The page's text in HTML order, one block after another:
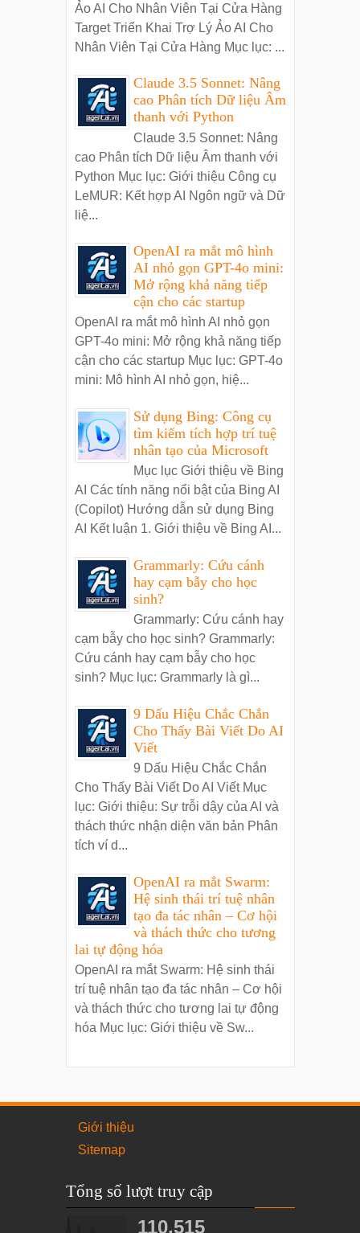
Ảo AI Cho Nhân Viên Tại Cửa Hàng
Target Triển Khai Trợ Lý Ảo AI Cho
Nhân Viên Tại Cửa Hàng Mục lục: ...
Claude 3.5 Sonnet: Nâng
cao Phân tích Dữ liệu Âm
thanh với Python
Claude 3.5 Sonnet: Nâng
cao Phân tích Dữ liệu Âm thanh với
Python Mục lục: Giới thiệu Công cụ
LeMUR: Kết hợp AI Ngôn ngữ và Dữ
liệ...
OpenAI ra mắt mô hình
AI nhỏ gọn GPT-4o mini:
Mở rộng khả năng tiếp
cận cho các startup
OpenAI ra mắt mô hình AI nhỏ gọn
GPT-4o mini: Mở rộng khả năng tiếp
cận cho các startup Mục lục: GPT-4o
mini: Mô hình AI nhỏ gọn, hiệ...
Sử dụng Bing: Công cụ
tìm kiếm tích hợp trí tuệ
nhân tạo của Microsoft
Mục lục Giới thiệu về Bing
AI Các tính năng nổi bật của Bing AI
(Copilot) Hướng dẫn sử dụng Bing
AI Kết luận 1. Giới thiệu về Bing AI...
Grammarly: Cứu cánh
hay cạm bẫy cho học
sinh?
Grammarly: Cứu cánh hay
cạm bẫy cho học sinh? Grammarly:
Cứu cánh hay cạm bẫy cho học
sinh? Mục lục: Grammarly là gì...
9 Dấu Hiệu Chắc Chắn
Cho Thấy Bài Viết Do AI
Viết
9 Dấu Hiệu Chắc Chắn
Cho Thấy Bài Viết Do AI Viết Mục
lục: Giới thiệu: Sự trỗi dậy của AI và
thách thức nhận diện văn bản Phân
tích ví d...
OpenAI ra mắt Swarm:
Hệ sinh thái trí tuệ nhân
tạo đa tác nhân – Cơ hội
và thách thức cho tương
lai tự động hóa
OpenAI ra mắt Swarm: Hệ sinh thái
trí tuệ nhân tạo đa tác nhân – Cơ hội
và thách thức cho tương lai tự động
hóa Mục lục: Giới thiệu về Sw...
Giới thiệu
Sitemap
Tổng số lượt truy cập
110,515